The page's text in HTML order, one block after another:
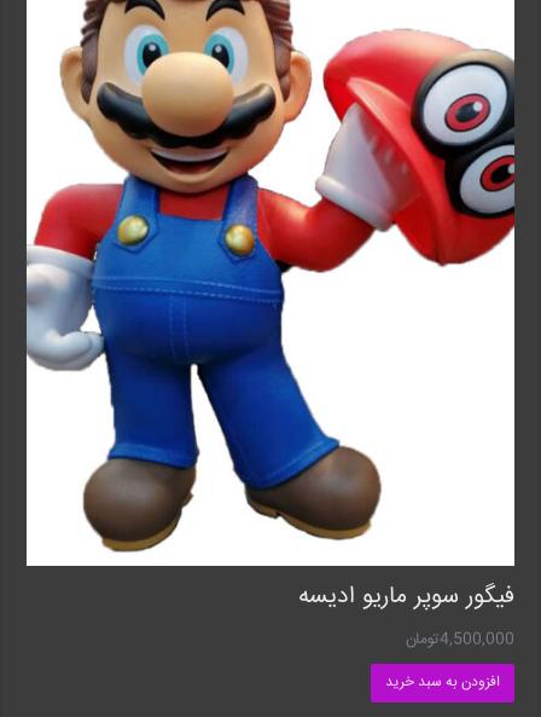
فیگور سوپر ماریو ادیسه
4,500,000تومان
افزودن به سبد خرید